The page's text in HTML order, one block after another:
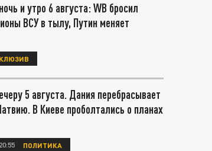
и утро 6 августа: WB бросил
ВСУ в тылу, Путин меняет
5 августа. Дания перебрасывает
В Киеве проболтались о планах
ПОЛИТИКА